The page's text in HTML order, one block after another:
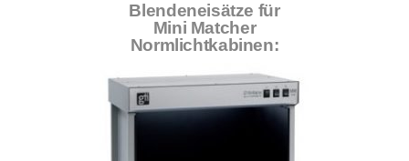
Blendeneisätze für
Mini Matcher
Normlichtkabinen: